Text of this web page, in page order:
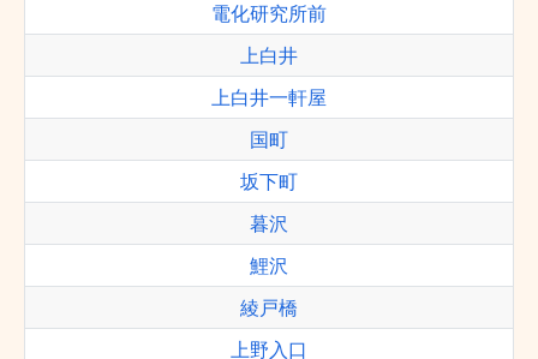
電化研究所前
上白井
上白井一軒屋
国町
坂下町
暮沢
鯉沢
綾戸橋
上野入口